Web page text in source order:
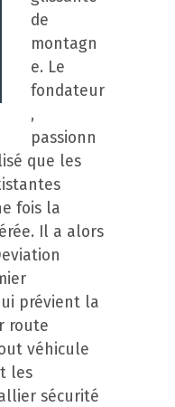
de
montagn
e. Le
fondateur
,
passionn
que les
fois la
Il a alors
prévient la
route
véhicule
les
sécurité